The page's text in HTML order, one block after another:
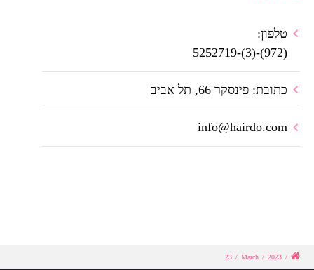
טלפון:
(972)-(3)-5252719
כתובת: פינסקר 66, תל אביב
info@hairdo.com
/
2023
/
March
/
23